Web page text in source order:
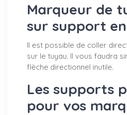
Marqueur de
sur support
Il est possible de coller
sur le tuyau. Il vous faudra
flèche directionnel inutile.
Les supports
pour vos